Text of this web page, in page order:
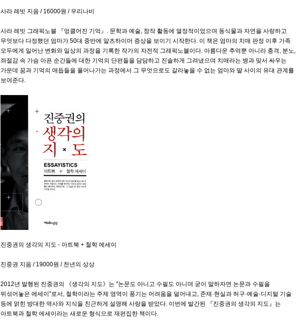
사라 레빗 지음 / 16000원 / 우리나비
사라 레빗 그래픽노블 『엉클어진 기억』. 문학과 예술, 창작 활동에 열정적이었으며 동식물과 자연을 사랑하고
무엇보다 다정했던 엄마가 50대 중반에 알츠하이머 증상을 보이기 시작한다. 이 책은 엄마의 치매 판정 이후 가족
모두에게 일어난 변화와 일상의 과정을 기록한 작가의 자전적 그래픽노블이다. 아름다운 추억뿐 아니라 충격, 분노,
좌절감 속 가슴 아픈 순간들에 대한 기억의 단편들을 담담하고 진솔하게 그려냈으며 치매라는 병과 맞서 싸우는
가운데 꿈과 기억의 매듭들을 풀어나가는 과정에서 그 무엇으로도 갈라놓을 수 없는 엄마와 딸 사이의 유대 관계를
보여준다.
진중권의 생각의 지도 - 아트북 + 철학 에세이
진중권 지음 / 19000원 / 천년의 상상
2012년 발행된 진중권의 《생각의 지도》는 "논문도 아니고 수필도 아니며 굳이 말하자면 논문과 수필을
뒤섞어놓은 에세이"로서, 철학이라는 주제 영역이 풍기는 어려움을 덜어내고, 존재·현실과 허구·예술·디지털 기술
등에 얽힌 방대한 역사와 지식을 친근하게 설명해 사랑을 받았다. 이번에 발간된 『진중권의 생각의 지도』는
아트북과 철학 에세이라는 새로운 형식으로 재편집한 책이다.